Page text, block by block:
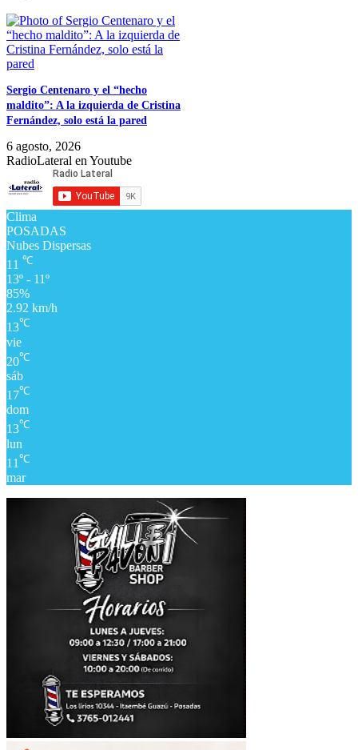
Sergio Centenaro y el “hecho
maldito”: A la izquierda de Cristina
Fernández, solo está la pared
6 agosto, 2026
RadioLateral en Youtube
Clima
POSADAS
Nubes Dispersas
11 ℃
13º - 11º
85%
2.92 km/h
13℃
vie
20℃
sáb
17℃
dom
13℃
lun
11 ℃
mar